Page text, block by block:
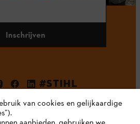
Inschrijven
#STIHL
van cookies en gelijkaardige